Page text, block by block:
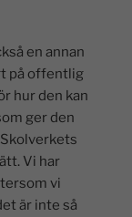
en annan
på offentlig
hur den kan
ger den
Vi har
vi
är inte så